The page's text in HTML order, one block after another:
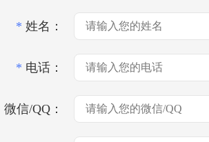
* 姓名：
* 电话：
微信/QQ：